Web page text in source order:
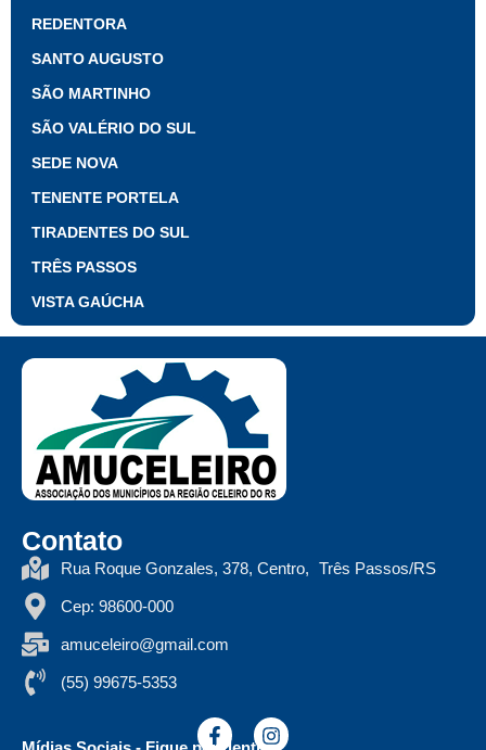
REDENTORA
SANTO AUGUSTO
SÃO MARTINHO
SÃO VALÉRIO DO SUL
SEDE NOVA
TENENTE PORTELA
TIRADENTES DO SUL
TRÊS PASSOS
VISTA GAÚCHA
Contato
Rua Roque Gonzales, 378, Centro, Três Passos/RS
Cep: 98600-000
amuceleiro@gmail.com
(55) 99675-5353